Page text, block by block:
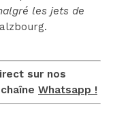
les jets de
sur nos
Whatsapp !